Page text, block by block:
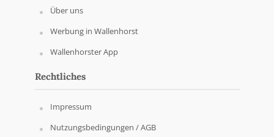
Über uns
Werbung in Wallenhorst
Wallenhorster App
Rechtliches
Impressum
Nutzungsbedingungen / AGB